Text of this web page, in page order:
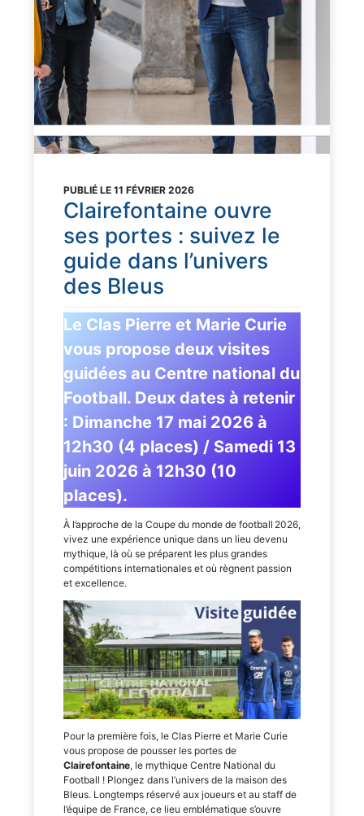
PUBLIÉ LE 11 FÉVRIER 2026
Clairefontaine ouvre
ses portes : suivez le
guide dans l’univers
des Bleus
Le Clas Pierre et Marie Curie
vous propose deux visites
guidées au Centre national du
Football. Deux dates à retenir
: Dimanche 17 mai 2026 à
12h30 (4 places) / Samedi 13
juin 2026 à 12h30 (10
places).
À l’approche de la Coupe du monde de football 2026,
vivez une expérience unique dans un lieu devenu
mythique, là où se préparent les plus grandes
compétitions internationales et où règnent passion
et excellence.
Pour la première fois, le Clas Pierre et Marie Curie
vous propose de pousser les portes de
Clairefontaine, le mythique Centre National du
Football ! Plongez dans l’univers de la maison des
Bleus. Longtemps réservé aux joueurs et au staff de
l’équipe de France, ce lieu emblématique s’ouvre